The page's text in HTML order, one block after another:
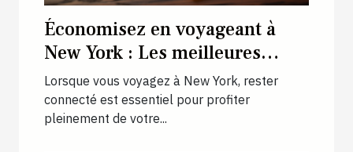
Économisez en voyageant à
New York : Les meilleures
cartes SIM prépayées pour les
voyageurs
Lorsque vous voyagez à New York, rester
connecté est essentiel pour profiter
pleinement de votre...